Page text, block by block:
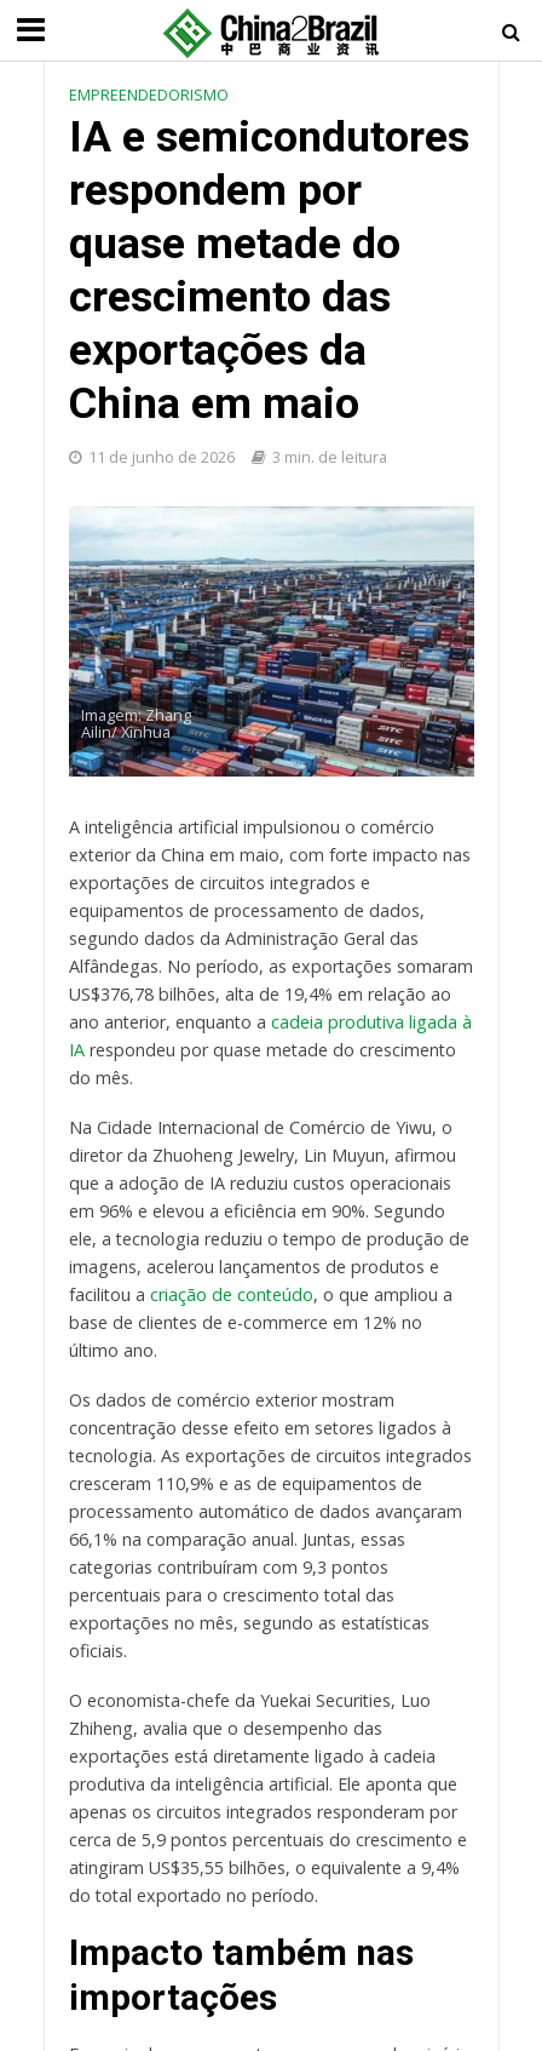
EMPREENDEDORISMO
IA e semicondutores
respondem por
quase metade do
crescimento das
exportações da
China em maio
11 de junho de 2026 3 min. de leitura
Imagem: Zhang
Ailin/ Xinhua
A inteligência artificial impulsionou o comércio
exterior da China em maio, com forte impacto nas
exportações de circuitos integrados e
equipamentos de processamento de dados,
segundo dados da Administração Geral das
Alfândegas. No período, as exportações somaram
US$376,78 bilhões, alta de 19,4% em relação ao
ano anterior, enquanto a cadeia produtiva ligada à
IArespondeu por quase metade do crescimento
do mês.
Na Cidade Internacional de Comércio de Yiwu, o
diretor da Zhuoheng Jewelry, Lin Muyun, afirmou
que a adoção de IA reduziu custos operacionais
em 96% e elevou a eficiência em 90%. Segundo
ele, a tecnologia reduziu o tempo de produção de
imagens, acelerou lançamentos de produtos e
facilitou a criação de conteúdo, o que ampliou a
base de clientes de e-commerce em 12% no
último ano.
Os dados de comércio exterior mostram
concentração desse efeito em setores ligados à
tecnologia. As exportações de circuitos integrados
cresceram 110,9% e as de equipamentos de
processamento automático de dados avançaram
66,1% na comparação anual. Juntas, essas
categorias contribuíram com 9,3 pontos
percentuais para o crescimento total das
exportações no mês, segundo as estatísticas
oficiais.
O economista-chefe da Yuekai Securities, Luo
Zhiheng, avalia que o desempenho das
exportações está diretamente ligado à cadeia
produtiva da inteligência artificial. Ele aponta que
apenas os circuitos integrados responderam por
cerca de 5,9 pontos percentuais do crescimento e
atingiram US$35,55 bilhões, o equivalente a 9,4%
do total exportado no período.
Impacto também nas
importações